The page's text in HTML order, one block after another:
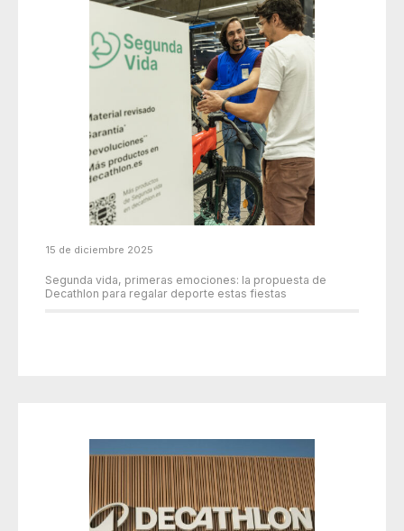
15 de diciembre 2025
Segunda vida, primeras emociones: la propuesta de
Decathlon para regalar deporte estas fiestas